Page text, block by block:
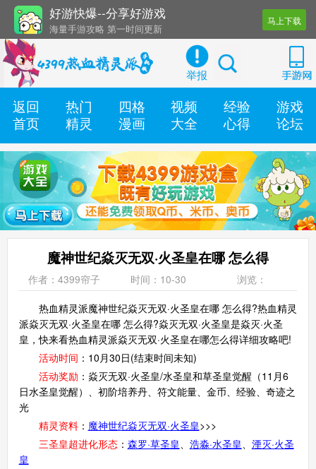
好游快爆--分享好游戏
海量手游攻略 第一时间更新
还有几十款实用辅助工具
马上下载
举报
返回
首页
热门
精灵
四格
漫画
视频
大全
经验
心得
游戏
论坛
魔神世纪焱灭无双·火圣皇在哪 怎么得
作者：4399帘子 时间：10-30 浏览：
热血精灵派魔神世纪焱灭无双·火圣皇在哪 怎么得?热血精灵
派焱灭无双·火圣皇在哪 怎么得?焱灭无双·火圣皇是焱灭·火圣
皇，快来看热血精灵派焱灭无双·火圣皇在哪怎么得详细攻略吧!
活动时间 ：10月30日(结束时间未知)
活动奖励：焱灭无双·火圣皇/水圣皇和草圣皇觉醒（11月6
日水圣皇觉醒）、初阶培养丹、符文能量、金币、经验、奇迹之
光
精灵资料： 魔神世纪焱灭无双·火圣皇>>>
三圣皇超进化形态： 森罗·草圣皇 浩淼·水圣皇
湮灭·火圣
皇